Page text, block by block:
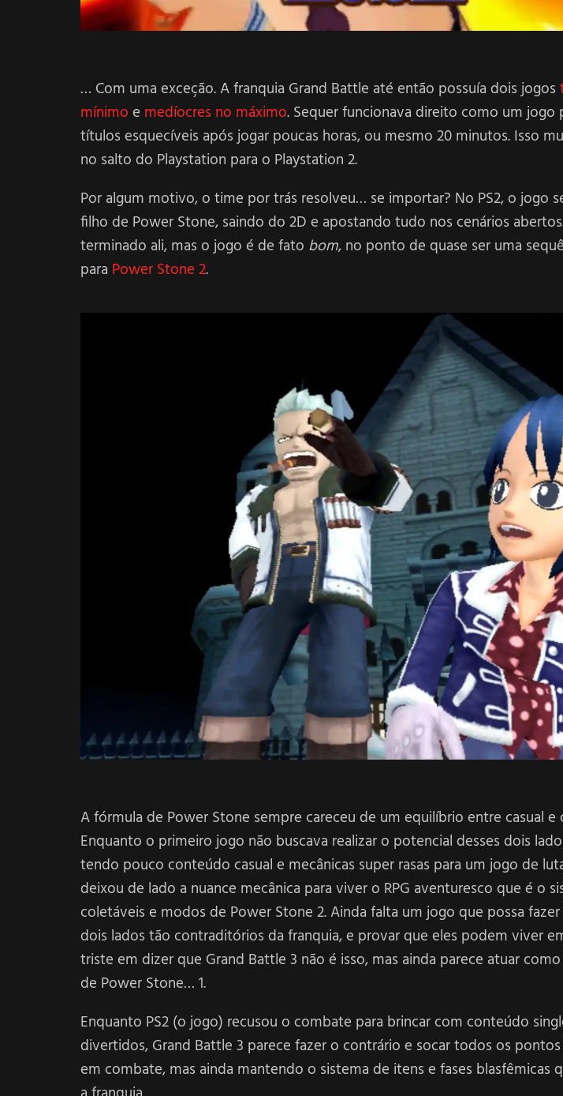
… Com uma exceção. A franquia Grand Battle até então possuía dois jogos
mínimo e medíocres no máximo. Sequer funcionava direito como um jogo
títulos esquecíveis após jogar poucas horas, ou mesmo 20 minutos. Isso
no salto do Playstation para o Playstation 2.
Por algum motivo, o time por trás resolveu… se importar? No PS2, o jogo
filho de Power Stone, saindo do 2D e apostando tudo nos cenários
terminado ali, mas o jogo é de fato bom, no ponto de quase ser uma
para Power Stone 2.
A fórmula de Power Stone sempre careceu de um equilíbrio entre casual
Enquanto o primeiro jogo não buscava realizar o potencial desses dois
tendo pouco conteúdo casual e mecânicas super rasas para um jogo de
deixou de lado a nuance mecânica para viver o RPG aventuresco que é o
coletáveis e modos de Power Stone 2. Ainda falta um jogo que possa
dois lados tão contraditórios da franquia, e provar que eles podem viver
triste em dizer que Grand Battle 3 não é isso, mas ainda parece atuar
de Power Stone… 1.
Enquanto PS2 (o jogo) recusou o combate para brincar com conteúdo
divertidos, Grand Battle 3 parece fazer o contrário e socar todos os
em combate, mas ainda mantendo o sistema de itens e fases blasfêmicas